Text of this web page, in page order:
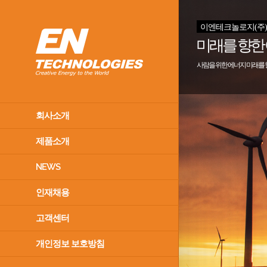
회사소개
제품소개
NEWS
인재채용
고객센터
개인정보 보호방침
이엔테크놀로지(주)
미래를 향
사람을 위한 에너지 미래를